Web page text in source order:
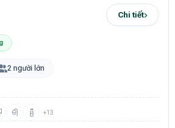
Chi tiết
2 người lớn
+13